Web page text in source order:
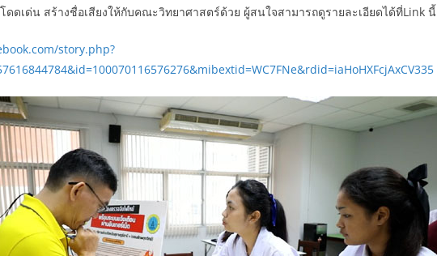
ดดเด่น สร้างชื่อเสียงให้กับคณะวิทยาศาสตร์ด้วย ผู้สนใจสามารถดูรายละเอียดได้ที่Link นี้
story.php?